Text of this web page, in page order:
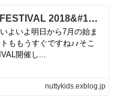
&#127775;STAR FESTIVAL 2018&#127775; | NUTTY Little Room&Deco.
いよ明日から7月の始ま
ももうすぐですね♪♪そこ
開催し...
nuttykids.exblog.jp